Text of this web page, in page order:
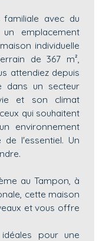
avec du
emplacement
individuelle
de 367 m²,
attendiez depuis
dans un secteur
et son climat
qui souhaitent
environnement
l'essentiel. Un
au Tampon, à
cette maison
et vous offre
pour une